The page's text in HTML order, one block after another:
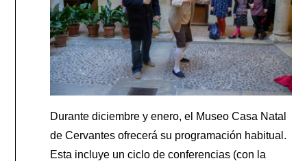
Durante diciembre y enero, el Museo Casa Natal
de Cervantes ofrecerá su programación habitual.
Esta incluye un ciclo de conferencias (con la